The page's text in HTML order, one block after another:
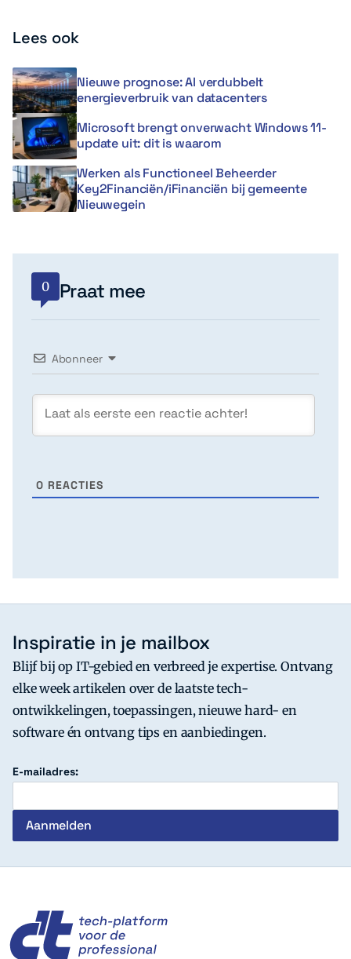
Lees ook
Nieuwe prognose: AI verdubbelt
energieverbruik van datacenters
Microsoft brengt onverwacht Windows 11-
update uit: dit is waarom
Werken als Functioneel Beheerder
Key2Financiën/iFinanciën bij gemeente
Nieuwegein
0 Praat mee
Abonneer
0 REACTIES
Inspiratie in je mailbox
Blijf bij op IT-gebied en verbreed je expertise. Ontvang
elke week artikelen over de laatste tech-
ontwikkelingen, toepassingen, nieuwe hard- en
software én ontvang tips en aanbiedingen.
E-mailadres: